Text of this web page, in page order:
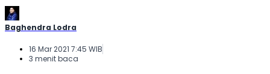
Baghendra Lodra
16 Mar 2021 7:45 WIB
3 menit baca